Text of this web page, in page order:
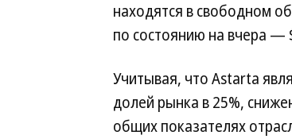
находятся в свободном
по состоянию на вчера —
Учитывая, что Astarta
долей рынка в 25%,
общих показателях